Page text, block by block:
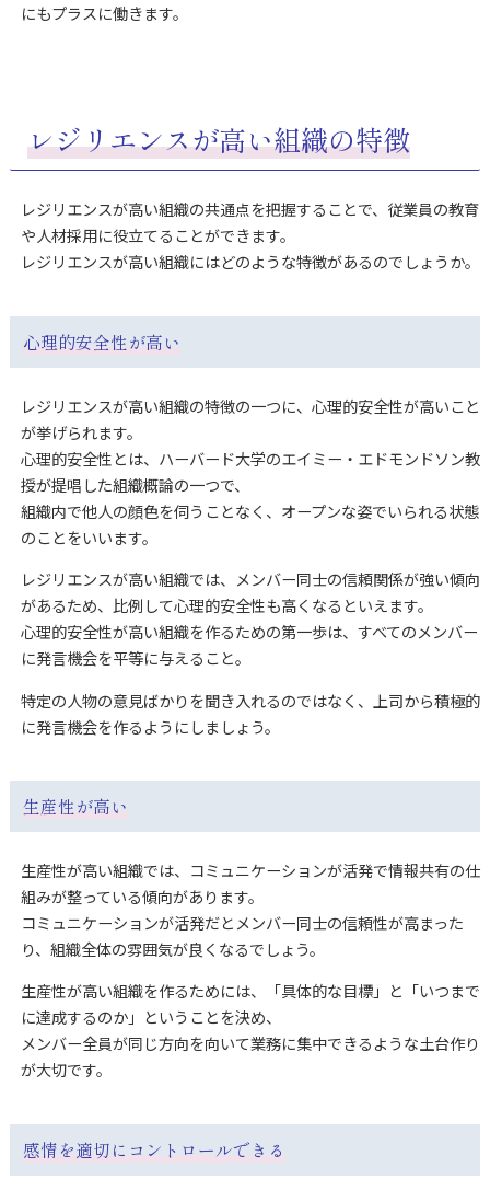
にもプラスに働きます。
レジリエンスが高い組織の特徴
レジリエンスが高い組織の共通点を把握することで、従業員の教育
や人材採用に役立てることができます。
レジリエンスが高い組織にはどのような特徴があるのでしょうか。
心理的安全性が高い
レジリエンスが高い組織の特徴の一つに、心理的安全性が高いこと
が挙げられます。
心理的安全性とは、ハーバード大学のエイミー・エドモンドソン教
授が提唱した組織概論の一つで、
組織内で他人の顔色を伺うことなく、オープンな姿でいられる状態
のことをいいます。
レジリエンスが高い組織では、メンバー同士の信頼関係が強い傾向
があるため、比例して心理的安全性も高くなるといえます。
心理的安全性が高い組織を作るための第一歩は、すべてのメンバー
に発言機会を平等に与えること。
特定の人物の意見ばかりを聞き入れるのではなく、上司から積極的
に発言機会を作るようにしましょう。
生産性が高い
生産性が高い組織では、コミュニケーションが活発で情報共有の仕
組みが整っている傾向があります。
コミュニケーションが活発だとメンバー同士の信頼性が高まった
り、組織全体の雰囲気が良くなるでしょう。
生産性が高い組織を作るためには、「具体的な目標」と「いつまで
に達成するのか」ということを決め、
メンバー全員が同じ方向を向いて業務に集中できるような土台作り
が大切です。
感情を適切にコントロールできる